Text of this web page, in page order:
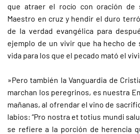
que atraer el rocío con oración de
Maestro en cruz y hendir el duro
de la verdad evangélica para
ejemplo de un vivir que ha hecho
vida para los que el pecado mató el
»Pero también la Vanguardia de
marchan los peregrinos, es nuestra
mañanas, al ofrendar el vino de
labios: “Pro nostra et totius mundi
se refiere a la porción de herencia